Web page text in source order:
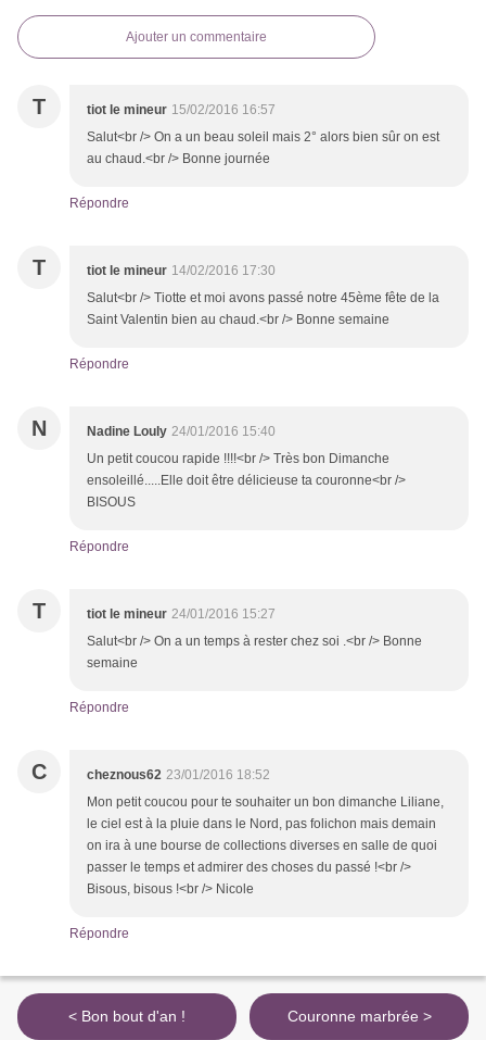
Ajouter un commentaire
T tiot le mineur 15/02/2016 16:57
Salut<br /> On a un beau soleil mais 2° alors bien sûr on est
au chaud.<br /> Bonne journée
Répondre
T tiot le mineur 14/02/2016 17:30
Salut<br /> Tiotte et moi avons passé notre 45ème fête de la
Saint Valentin bien au chaud.<br /> Bonne semaine
Répondre
N Nadine Louly 24/01/2016 15:40
Un petit coucou rapide !!!!<br /> Très bon Dimanche
ensoleillé.....Elle doit être délicieuse ta couronne<br />
BISOUS
Répondre
T tiot le mineur 24/01/2016 15:27
Salut<br /> On a un temps à rester chez soi .<br /> Bonne
semaine
Répondre
C cheznous62 23/01/2016 18:52
Mon petit coucou pour te souhaiter un bon dimanche Liliane,
le ciel est à la pluie dans le Nord, pas folichon mais demain
on ira à une bourse de collections diverses en salle de quoi
passer le temps et admirer des choses du passé !<br />
Bisous, bisous !<br /> Nicole
Répondre
< Bon bout d'an ! Couronne marbrée >